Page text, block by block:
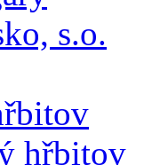
s.o.
hřbitov